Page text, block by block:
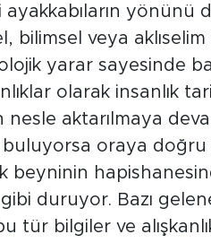
ayakkabıların yönünü
veya aklıselim
yarar sayesinde
olarak insanlık
nesle aktarılmaya
buluyorsa oraya
beyninin
duruyor. Bazı
tür bilgiler ve